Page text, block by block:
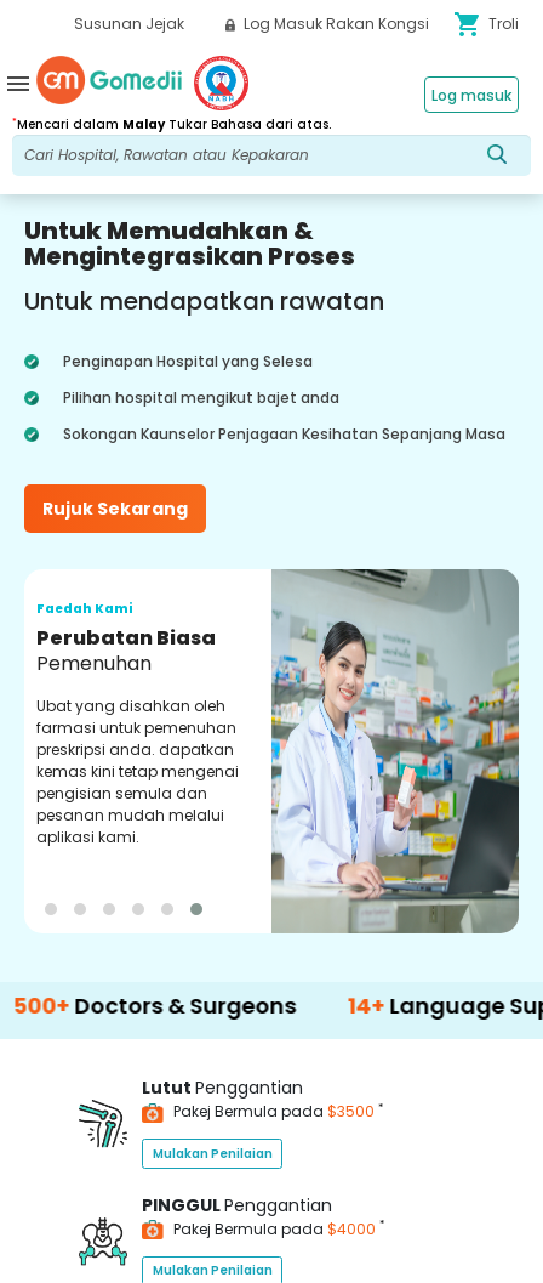
Susunan Jejak Log Masuk Rakan Kongsi shopping_cart Troli
*Mencari dalam MalayTukar Bahasa dari atas.
Log masuk
menu
Untuk Memudahkan &
Mengintegrasikan Proses
Untuk mendapatkan rawatan
Penginapan Hospital yang Selesa
Pilihan hospital mengikut bajet anda
Sokongan Kaunselor Penjagaan Kesihatan Sepanjang Masa
Rujuk Sekarang
Faedah Kami
Perubatan Biasa
Pemenuhan
Ubat yang disahkan oleh
farmasi untuk pemenuhan
preskripsi anda. dapatkan
kemas kini tetap mengenai
pengisian semula dan
pesanan mudah melalui
aplikasi kami.
& Surgeons 14+ Language Support
Lutut Penggantian
Pakej Bermula pada $3500 *
Mulakan Penilaian
PINGGULPenggantian
Pakej Bermula pada $4000 *
Mulakan Penilaian